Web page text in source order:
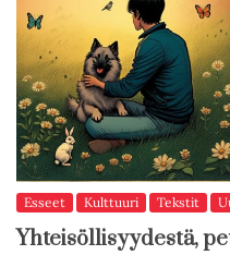
Esseet Kulttuuri Tekstit
Yhteisöllisyydestä,